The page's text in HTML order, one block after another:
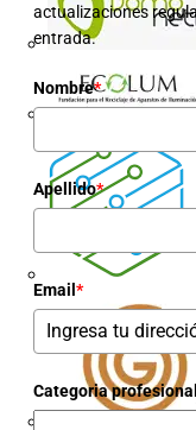
actualizaciones
entrada.
Nombre*
Apellido*
Email*
Categoria profesional